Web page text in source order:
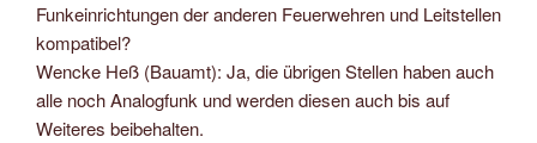
Funkeinrichtungen der anderen Feuerwehren und Leitstellen
kompatibel?
Wencke Heß (Bauamt): Ja, die übrigen Stellen haben auch
alle noch Analogfunk und werden diesen auch bis auf
Weiteres beibehalten.